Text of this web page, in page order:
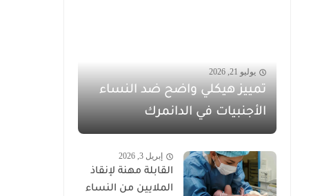
يوليو 21, 2026
تمييز هيكلي واضح ضد النساء
الأجنبيات في الدانمرك
إبريل 3, 2026
القابلة مهنة لإنقاذ
الملايين من النساء